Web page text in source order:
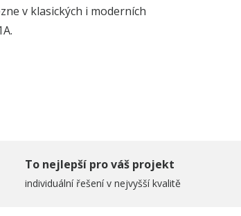
v klasických i moderních
To nejlepší pro váš projekt
individuální řešení v nejvyšší kvalitě